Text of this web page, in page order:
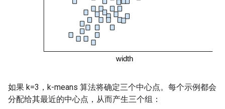
如果 k=3，k-means 算法将确定三个中心点。每个示例都会
分配给其最近的中心点，从而产生三个组：